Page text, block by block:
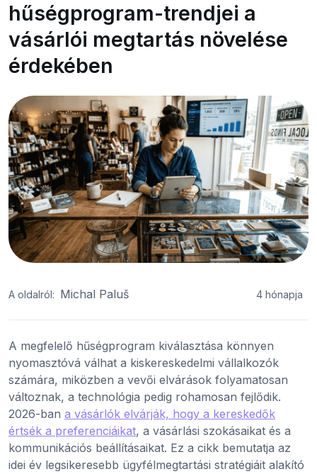
hűségprogram-trendjei a
vásárlói megtartás növelése
érdekében
A oldalról: Michal Paluš 4 hónapja
A megfelelő hűségprogram kiválasztása könnyen
nyomasztóvá válhat a kiskereskedelmi vállalkozók
számára, miközben a vevői elvárások folyamatosan
változnak, a technológia pedig rohamosan fejlődik.
2026-ban a vásárlók elvárják, hogy a kereskedők
értsék a preferenciáikat, a vásárlási szokásaikat és a
kommunikációs beállításaikat. Ez a cikk bemutatja az
idei év legsikeresebb ügyfélmegtartási stratégiáit alakító